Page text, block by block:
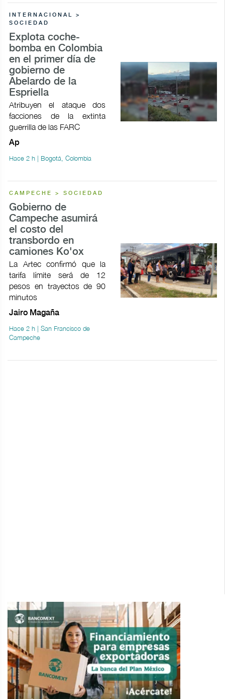
INTERNACIONAL >
SOCIEDAD
Explota coche-
bomba en Colombia
en el primer día de
gobierno de
Abelardo de la
Espriella
Atribuyen el ataque dos
facciones de la extinta
guerrilla de las FARC
Ap
Hace 2 h | Bogotá, Colombia
CAMPECHE > SOCIEDAD
Gobierno de
Campeche asumirá
el costo del
transbordo en
camiones Ko'ox
La Artec confirmó que la
tarifa límite será de 12
pesos en trayectos de 90
minutos
Jairo Magaña
Hace 2 h | San Francisco de
Campeche